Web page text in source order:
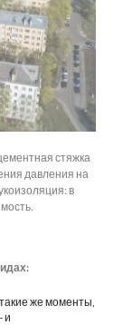
стяжка
давления на
в
же моменты,
и